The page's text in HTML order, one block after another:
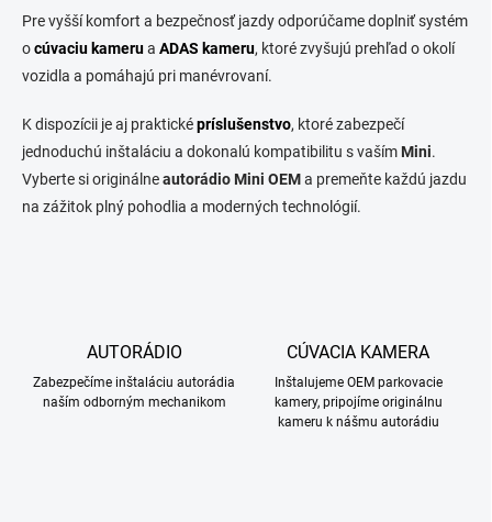
i
s
u
Pre vyšší komfort a bezpečnosť jazdy odporúčame doplniť systém
ocúvaciu kamerua ADAS kameru, ktoré zvyšujú prehľad o okolí
vozidla a pomáhajú pri manévrovaní.
K dispozícii je aj prakticképríslušenstvo, ktoré zabezpečí
jednoduchú inštaláciu a dokonalú kompatibilitu s vašímMini.
Vyberte si originálneautorádio Mini OEMa premeňte každú jazdu
na zážitok plný pohodlia a moderných technológií.
AUTORÁDIO
Zabezpečíme inštaláciu autorádia
naším odborným mechanikom
CÚVACIA KAMERA
Inštalujeme OEM parkovacie
kamery, pripojíme originálnu
kameru k nášmu autorádiu